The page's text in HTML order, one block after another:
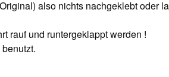
also nichts nachgeklebt oder
rauf und runtergeklappt werden !